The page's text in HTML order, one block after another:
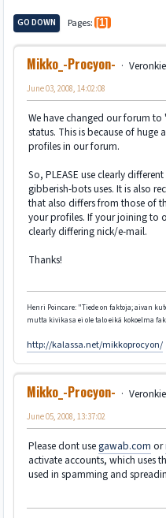
GO DOWN Pages 1
Mikko_-Procyon-
June 03, 2008, 14:02:08
We have changed our forum
status. This is because of
profiles in our forum.
So, PLEASE use clearly
gibberish-bots uses. It is also
that also differs from those of
your profiles. If your joining to
clearly differing nick/e-mail.
Thanks!
Henri Poincare: "Tiede on faktoja; aivan
mutta kivikasa ei ole talo eikä kokoelma
http://kalassa.net/mikkoprocyon/
Mikko_-Procyon-
June 05, 2008, 13:37:02
Please dont usegawab.com or
activate accounts, which uses
used in spamming and